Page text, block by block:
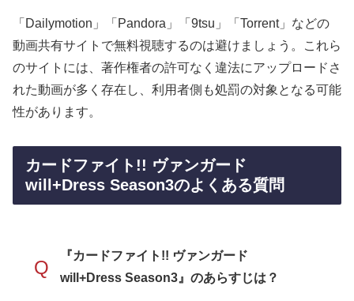
「Dailymotion」「Pandora」「9tsu」「Torrent」などの
動画共有サイトで無料視聴するのは避けましょう。これら
のサイトには、著作権者の許可なく違法にアップロードさ
れた動画が多く存在し、利用者側も処罰の対象となる可能
性があります。
カードファイト!! ヴァンガード
will+Dress Season3のよくある質問
Q
『カードファイト!! ヴァンガード
will+Dress Season3』のあらすじは？